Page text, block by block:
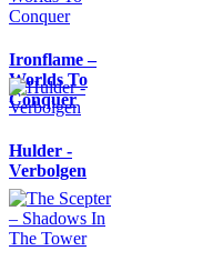
Ironflame –
Worlds To
Conquer
Hulder -
Verbolgen